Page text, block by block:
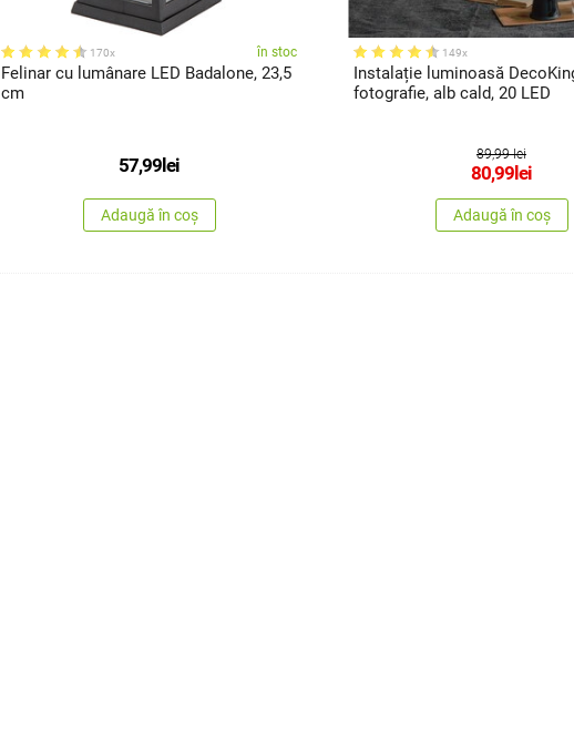
170x în stoc
Felinar cu lumânare LED Badalone, 23,5
cm
57,99lei
Adaugă în coș
149x
Instalație luminoasă
fotografie, alb cald, 20 LED
89,99 lei
80,99lei
Adaugă în coș